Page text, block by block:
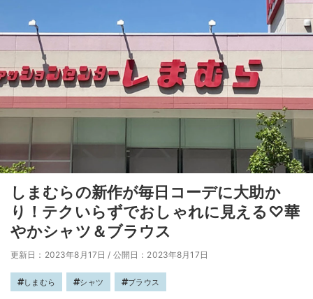
しまむらの新作が毎日コーデに大助か
り！テクいらずでおしゃれに見える♡華
やかシャツ＆ブラウス
更新日：2023年8月17日 / 公開日：2023年8月17日
しまむら シャツ ブラウス